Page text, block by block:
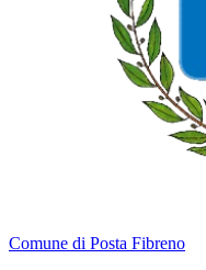
Comune di Posta Fibreno